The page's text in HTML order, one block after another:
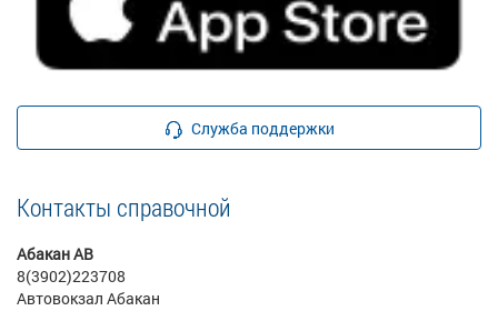
Служба поддержки
Контакты справочной
Абакан АВ
8(3902)223708
Автовокзал Абакан